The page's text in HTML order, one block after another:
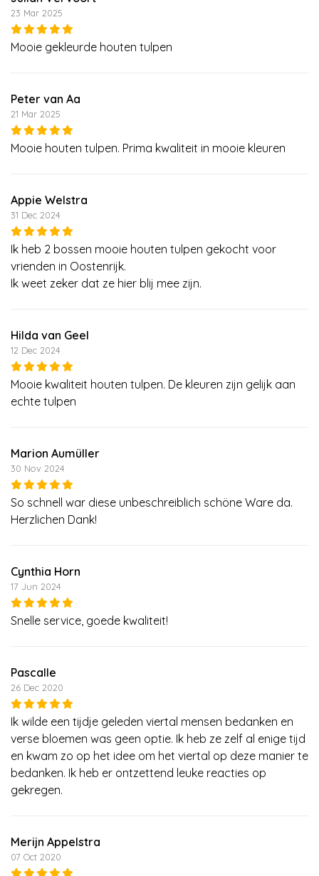
23 Mar 2025
Mooie gekleurde houten tulpen
Peter van Aa
21 Mar 2025
Mooie houten tulpen. Prima kwaliteit in mooie kleuren
Appie Welstra
31 Dec 2024
Ik heb 2 bossen mooie houten tulpen gekocht voor
vrienden in Oostenrijk.
Ik weet zeker dat ze hier blij mee zijn.
Hilda van Geel
12 Dec 2024
Mooie kwaliteit houten tulpen. De kleuren zijn gelijk aan
echte tulpen
Marion Aumüller
30 Nov 2024
So schnell war diese unbeschreiblich schöne Ware da.
Herzlichen Dank!
Cynthia Horn
17 Jun 2024
Snelle service, goede kwaliteit!
Pascalle
26 Dec 2020
Ik wilde een tijdje geleden viertal mensen bedanken en
verse bloemen was geen optie. Ik heb ze zelf al enige tijd
en kwam zo op het idee om het viertal op deze manier te
bedanken. Ik heb er ontzettend leuke reacties op
gekregen.
Merijn Appelstra
07 Oct 2020